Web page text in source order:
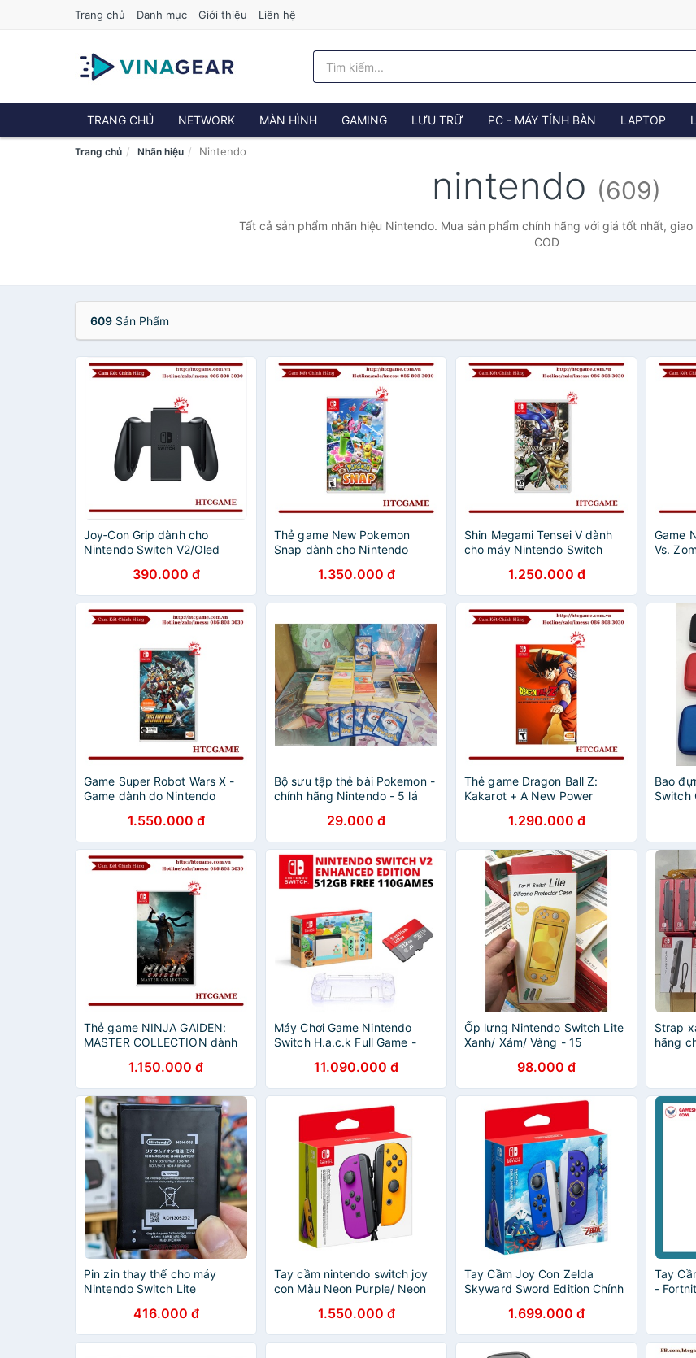
Trang chủ Danh mục Giới thiệu Liên hệ
TRANG CHỦ NETWORK MÀN HÌNH GAMING LƯU TRỮ PC - MÁY TÍNH BÀN LAPTOP
Trang chủ Nhãn hiệu Nintendo
nintendo (609)
Tất cả sản phẩm nhãn hiệu Nintendo. Mua sản phẩm chính hãng với giá tốt nhất,
COD
609 Sản Phẩm
Joy‑Con Grip dành cho
Nintendo Switch V2/Oled
390.000 đ
Thẻ game New Pokemon
Snap dành cho Nintendo
1.350.000 đ
Shin Megami Tensei V dành
cho máy Nintendo Switch
1.250.000 đ
Game
Vs.
Game Super Robot Wars X -
Game dành do Nintendo
1.550.000 đ
Bộ sưu tập thẻ bài Pokemon -
chính hãng Nintendo - 5 lá
29.000 đ
Thẻ game Dragon Ball Z:
Kakarot + A New Power
Nintendo Switch
1.290.000 đ
Bao
Switch
Thẻ game NINJA GAIDEN:
MASTER COLLECTION dành
1.150.000 đ
Máy Chơi Game Nintendo
Switch H.a.c.k Full Game -
11.090.000 đ
Ốp lưng Nintendo Switch Lite
Xanh/ Xám/ Vàng - 15
98.000 đ
Strap
hãng
Pin zin thay thế cho máy
Nintendo Switch Lite
416.000 đ
Tay cầm nintendo switch joy
con Màu Neon Purple/ Neon
1.550.000 đ
Tay Cầm Joy Con Zelda
Skyward Sword Edition Chính
1.699.000 đ
Tay
-